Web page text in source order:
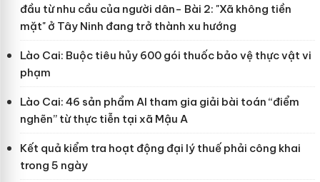
đầu từ nhu cầu của người dân- Bài 2: "Xã không tiền
mặt" ở Tây Ninh đang trở thành xu hướng
Lào Cai: Buộc tiêu hủy 600 gói thuốc bảo vệ thực vật vi
phạm
Lào Cai: 46 sản phẩm AI tham gia giải bài toán “điểm
nghẽn” từ thực tiễn tại xã Mậu A
Kết quả kiểm tra hoạt động đại lý thuế phải công khai
trong 5 ngày